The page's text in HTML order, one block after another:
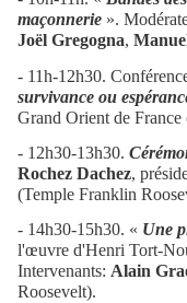
maçonnerie ».
Joël Gregogna,
- 11h-12h30.
survivance ou
Grand Orient de
- 12h30-13h30.
Rochez Dachez,
(Temple Franklin
- 14h30-15h30. « Une
l'œuvre d'Henri Tort-
Intervenants: Alain
Roosevelt).